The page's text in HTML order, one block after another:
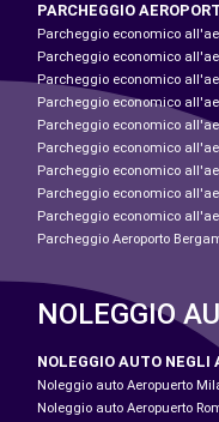
PARCHEGGIO
Parcheggio economico
Parcheggio economico
Parcheggio economico
Parcheggio economico
Parcheggio economico
Parcheggio economico
Parcheggio economico
Parcheggio economico
Parcheggio economico
Parcheggio Aeroporto
NOLEGGIO
NOLEGGIO AUTO NEGLI
Noleggio auto Aeropuerto
Noleggio auto Aeropuerto